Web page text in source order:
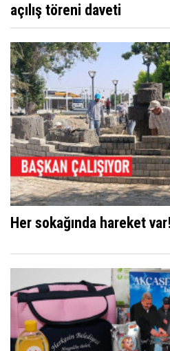
açılış töreni daveti
Her sokağında hareket var!